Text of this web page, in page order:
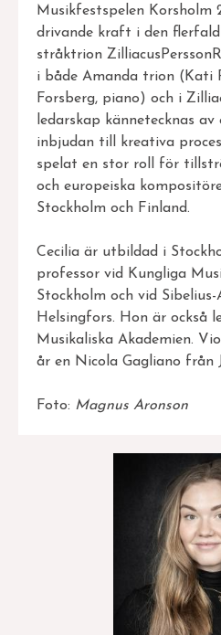
Musikfestspelen Korsholm
drivande kraft i den
stråktrion
i både Amanda trion (Kati
Forsberg, piano) och i
ledarskap kännetecknas
inbjudan till kreativa
spelat en stor roll för
och europeiska
Stockholm och Finland.
Cecilia är utbildad i
professor vid Kungliga
Stockholm och vid
Helsingfors. Hon är också
Musikaliska Akademien.
år en Nicola Gagliano från
Foto: Magnus Aronson